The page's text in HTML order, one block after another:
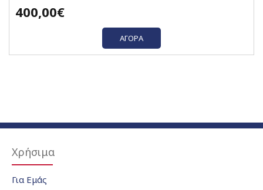
400,00€
ΑΓΟΡΆ
Χρήσιμα
Για Εμάς